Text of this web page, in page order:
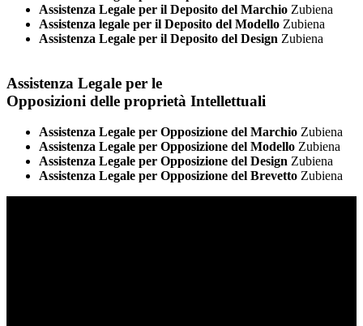
Assistenza Legale per il Deposito del Marchio Zubiena
Assistenza legale per il Deposito del Modello Zubiena
Assistenza Legale per il Deposito del Design Zubiena
Assistenza Legale per le
Opposizioni delle proprietà Intellettuali
Assistenza Legale per Opposizione del Marchio Zubiena
Assistenza Legale per Opposizione del Modello Zubiena
Assistenza Legale per Opposizione del Design Zubiena
Assistenza Legale per Opposizione del Brevetto Zubiena